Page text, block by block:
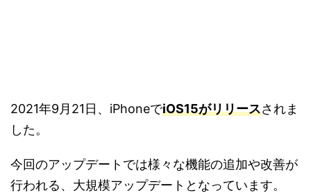
2021年9月21日、iPhoneでiOS15がリリースされま
した。
今回のアップデートでは様々な機能の追加や改善が
行われる、大規模アップデートとなっています。